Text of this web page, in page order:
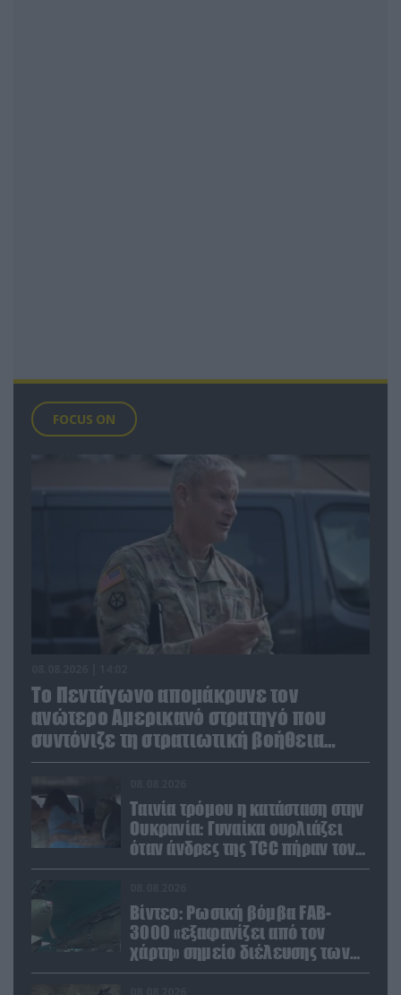
FOCUS ON
Το Πεντάγωνο απομάκρυνε τον
ανώτερο Αμερικανό στρατηγό που
συντόνιζε τη στρατιωτική βοήθεια
προς την Ουκρανία
Ταινία τρόμου η κατάσταση στην
Ουκρανία: Γυναίκα ουρλιάζει
όταν άνδρες της TCC πήραν τον
σύντροφό της (βίντεο)
Βίντεο: Ρωσική βόμβα FAB-
3000 «εξαφανίζει από τον
χάρτη» σημείο διέλευσης των
ουκρανικών δυνάμεων στην